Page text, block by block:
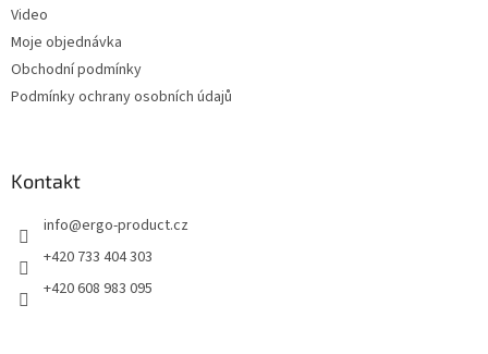
Video
Moje objednávka
Obchodní podmínky
Podmínky ochrany osobních údajů
Kontakt
info@ergo-product.cz
+420 733 404 303
+420 608 983 095